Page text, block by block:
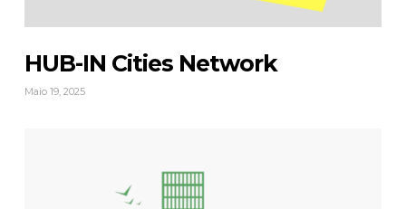
HUB-IN Cities Network
Maio 19, 2025